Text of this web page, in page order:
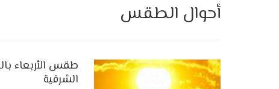
أحوال الطقس
طقس الأربعاء
الشرقية